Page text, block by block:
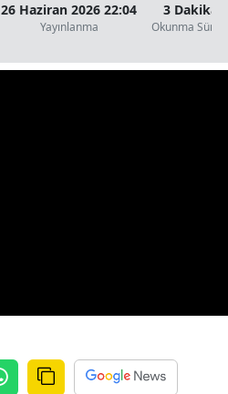
26 Haziran 2026 22:04
Yayınlanma
3 Dakika
Okunma Süresi